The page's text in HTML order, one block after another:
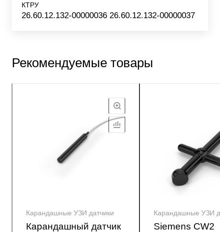
КТРУ
26.60.12.132-00000036 26.60.12.132-00000037
Рекомендуемые товары
Карандашные УЗИ датчики
Карандашный датчик
Карандашные УЗИ
Siemens CW2